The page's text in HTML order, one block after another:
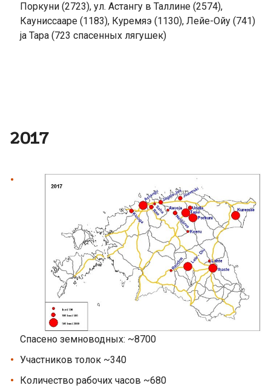
Поркуни (2723), ул. Астангу в Таллине (2574),
Кауниссааре (1183), Куремяэ (1130), Лейе-Ойу (741)
ja Tapa (723 спасенных лягушек)
2017
Спасено земноводных: ~8700
Участников толок ~340
Количество рабочих часов ~680